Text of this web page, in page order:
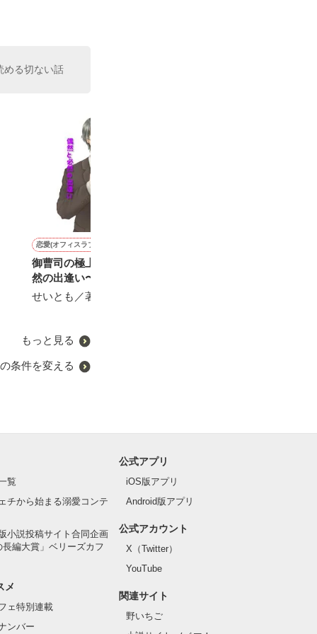
居まで提案
める切ない話
恋愛(オフィスラブ)
御曹司の極上愛〜偶然と必
然の出逢い〜
せいとも／著
もっと見る
条件を変える
覧
チから始まる溺愛コンテ
小説投稿サイト合同企画
長編大賞」ベリーズカフ
メ
ェ特別連載
ンバー
公式アプリ
iOS版アプリ
Android版アプリ
公式アカウント
X（Twitter）
YouTube
関連サイト
野いちご